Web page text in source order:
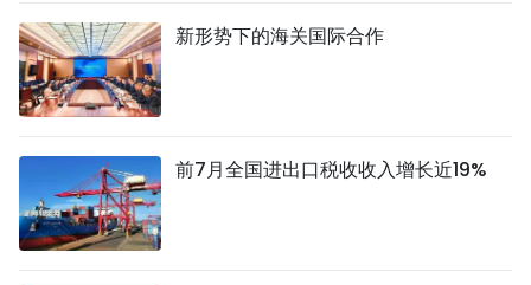
新形势下的海关国际合作
前7月全国进出口税收收入增长近19%